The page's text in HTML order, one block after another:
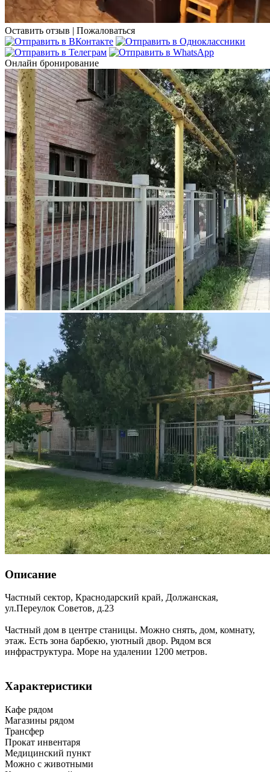
Оставить отзыв | Пожаловаться
Онлайн бронирование
Описание
Частный сектор, Краснодарский край, Должанская,
ул.Переулок Советов, д.23
Частный дом в центре станицы. Можно снять, дом, комнату,
этаж. Есть зона барбекю, уютный двор. Рядом вся
инфраструктура. Море на удалении 1200 метров.
Характеристики
Кафе рядом
Магазины рядом
Трансфер
Прокат инвентаря
Медицинский пункт
Можно с животными